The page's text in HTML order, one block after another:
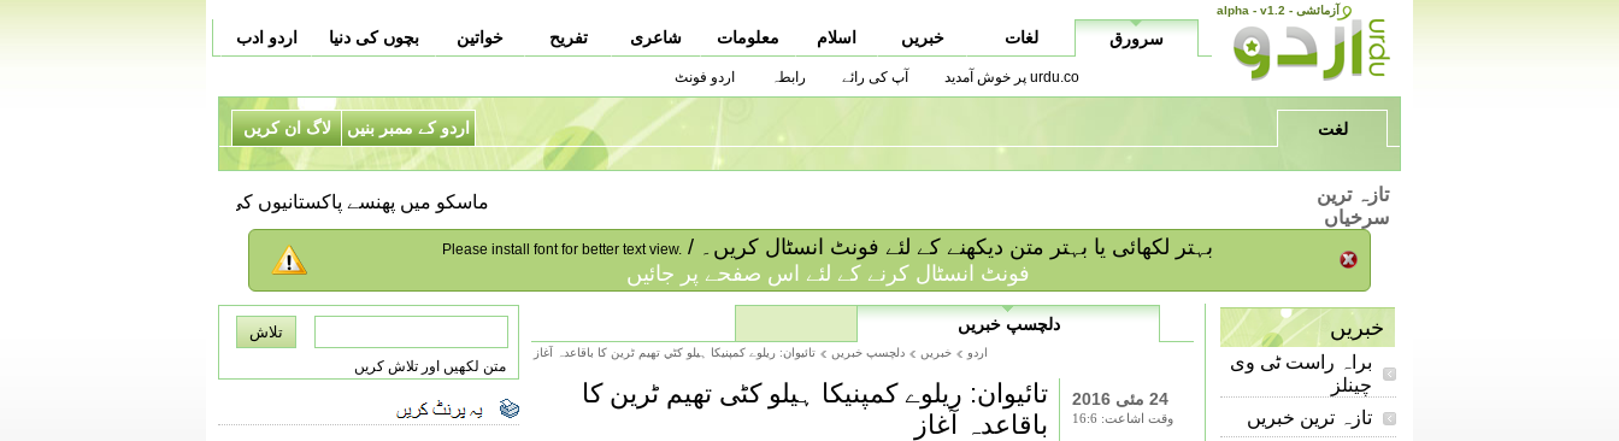
alpha - v1.2 - آزمائشی
سرورق لغات خبریں اسلام معلومات شاعری تفریح خواتین بچوں کی دنیا اردو ادب
urdu.co پر خوش آمدید آپ کی رائے رابطہ اردو فونٹ
لغت اردو کے ممبر بنیں لاگ ان کریں
تازہ ترین
سرخیاں
ماسکو میں پھنسے پاکستانیوں کی وطن واپسی کیلئے بورڈنگ
Please install font for better text view.
/ بہتر لکھائی یا بہتر متن دیکھنے کے لئے فونٹ انسٹال کریں۔
فونٹ انسٹال کرنے کے لئے اس صفحے پر جائیں
خبریں
براہ راست ٹی وی
چینلز
تازہ ترین خبریں
دلچسپ خبریں
اردو خبریں دلچسپ خبریں تائيوان: ريلوے کمپنيکا ہيلو کٹي تھيم ٹرين کا باقاعدہ آغاز
24 مئی 2016
وقت اشاعت: 16:6
تائیوان: ریلوے کمپنیکا ہیلو کٹی تھیم ٹرین کا
باقاعدہ آغاز
متن لکھیں اور تلاش کریں